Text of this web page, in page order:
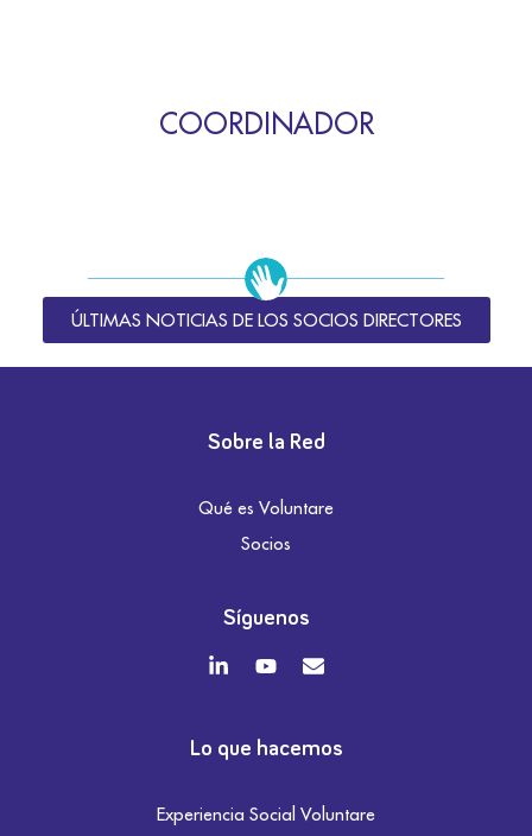
COORDINADOR
ÚLTIMAS NOTICIAS DE LOS SOCIOS DIRECTORES
Sobre la Red
Qué es Voluntare
Socios
Síguenos
Lo que hacemos
Experiencia Social Voluntare